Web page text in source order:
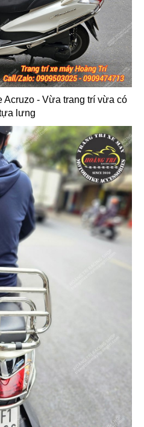
Acruzo - Vừa trang trí vừa có
lưng